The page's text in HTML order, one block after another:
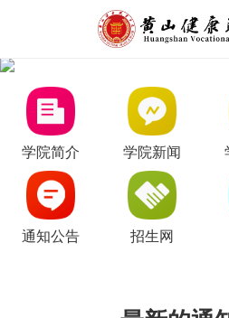
学院简介 学院新闻
通知公告 招生网